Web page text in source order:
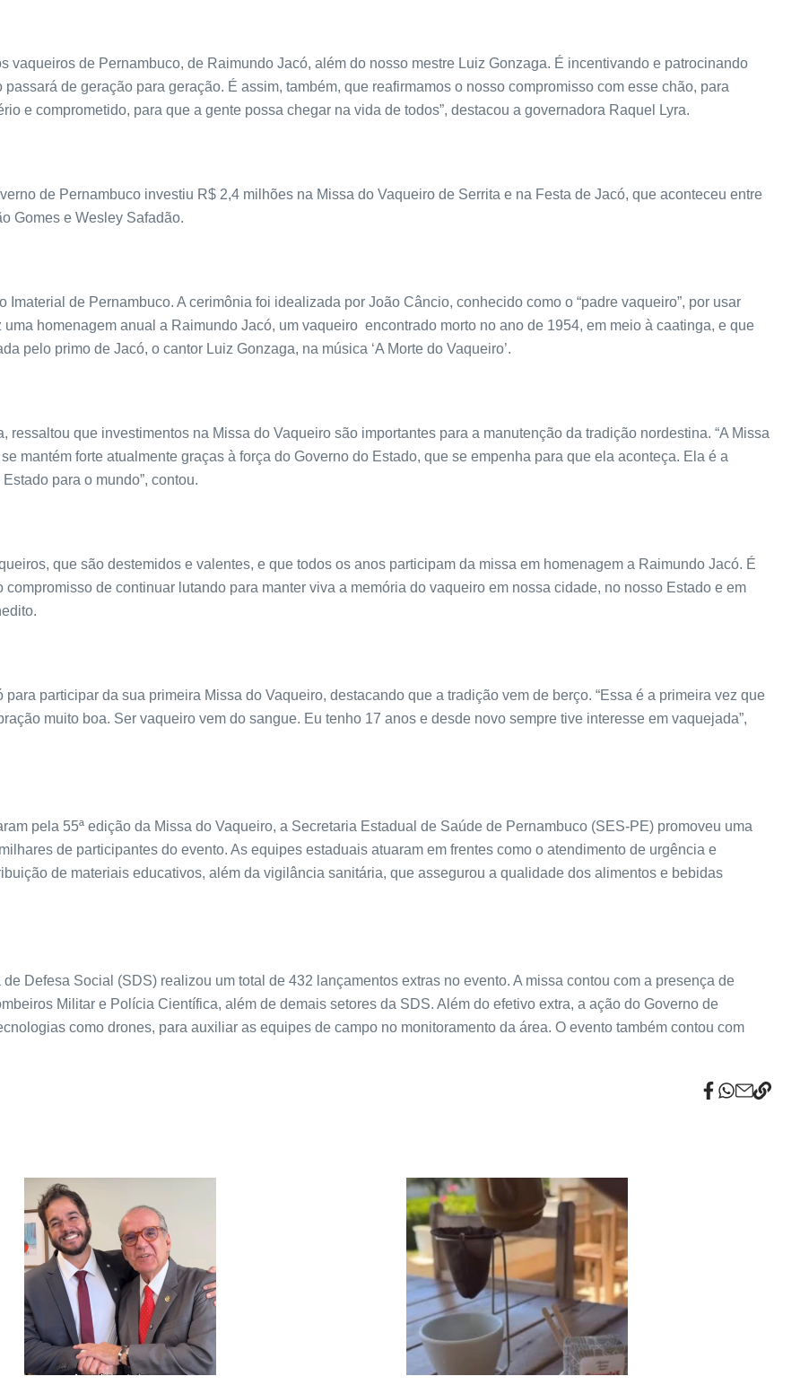
vaqueiros de Pernambuco, de Raimundo Jacó, além do nosso mestre Luiz Gonzaga. É incentivando e patrocinando
de geração para geração. É assim, também, que reafirmamos o nosso compromisso com esse chão, para
e comprometido, para que a gente possa chegar na vida de todos”, destacou a governadora Raquel Lyra.
de Pernambuco investiu R$ 2,4 milhões na Missa do Vaqueiro de Serrita e na Festa de Jacó, que aconteceu entre
Gomes e Wesley Safadão.
de‬‭ Pernambuco‬‭. A cerimônia foi idealizada por João Câncio, conhecido como o “padre‬‭ vaqueiro”, por usar‬‭
homenagem anual a Raimundo‬‭ Jacó,‬‭ um‬‭ vaqueiro‬‭ ‭ encontrado‬‭ morto‬‭ no ano de 1954,‬‭ em meio à caatinga, e que
pelo primo de Jacó, o cantor Luiz Gonzaga, na música ‘A Morte do Vaqueiro’.
que investimentos na Missa do Vaqueiro são importantes para a manutenção da tradição nordestina. “A Missa
mantém forte atualmente graças à força do Governo do Estado, que se empenha para que ela aconteça. Ela é a
para o mundo”, contou.
que são destemidos e valentes, e que todos os anos participam da missa em homenagem a Raimundo Jacó. É
de continuar lutando para manter viva a memória do vaqueiro em nossa cidade, no nosso Estado e em
participar da sua primeira Missa do Vaqueiro, destacando que a tradição vem de berço. “Essa é a primeira vez que
muito boa. Ser vaqueiro vem do sangue. Eu tenho 17 anos e desde novo sempre tive interesse em vaquejada”,
pela 55ª edição da Missa do Vaqueiro, a Secretaria Estadual de Saúde de Pernambuco (SES-PE) promoveu uma
de participantes do evento. As equipes estaduais atuaram em frentes como o atendimento de urgência e
de materiais educativos, além da vigilância sanitária, que assegurou a qualidade dos alimentos e bebidas
Defesa Social (SDS) realizou um total de 432 lançamentos extras no evento. A missa contou com a presença de
Militar e Polícia Científica, além de demais setores da SDS. Além do efetivo extra, a ação do Governo de
como drones, para auxiliar as equipes de campo no monitoramento da área. O evento também contou com